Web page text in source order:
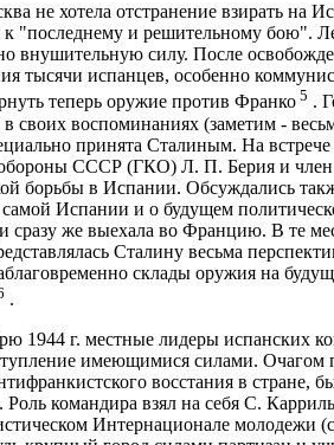
не хотела отстранение взирать
к "последнему и решительному бою".
внушительную силу. После
тысячи испанцев, особенно
теперь оружие против Франко 5 .
воспоминаниях (заметим -
принята Сталиным. На встрече
обороны СССР (ГКО) Л. П. Берия и
борьбы в Испании. Обсуждались
Испании и о будущем
сразу же выехала во Францию. В те
Сталину весьма
склады оружия на
.
1944 г. местные лидеры испанских
имеющимися силами. Очагом
восстания в стране,
командира взял на себя С.
Интернационале молодежи (с